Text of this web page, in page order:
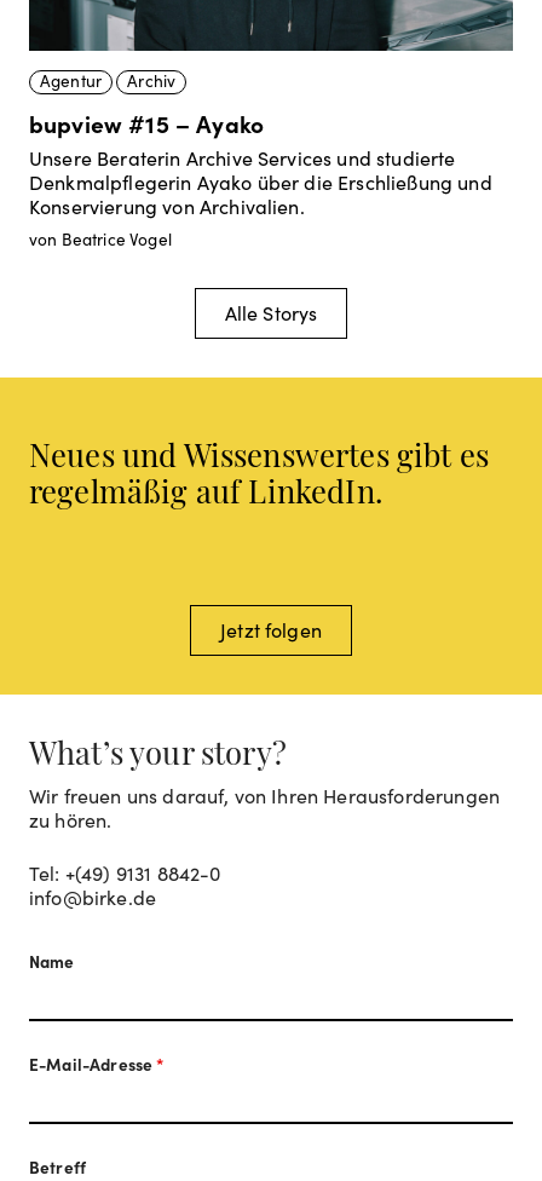
Agentur Archiv
bupview #15 – Ayako
Unsere Beraterin Archive Services und studierte
Denkmalpflegerin Ayako über die Erschließung und
Konservierung von Archivalien.
von Beatrice Vogel
Alle Storys
Neues und Wissenswertes gibt es
regelmäßig auf LinkedIn.
Jetzt folgen
What’s your story?
Wir freuen uns darauf, von Ihren Herausforderungen
zu hören.
Tel: +(49) 9131 8842-0
info@birke.de
Name
E-Mail-Adresse*
Betreff